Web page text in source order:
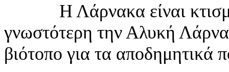
Η Λάρνακα είναι
γνωστότερη την Αλυκή
βιότοπο για τα αποδημητικά